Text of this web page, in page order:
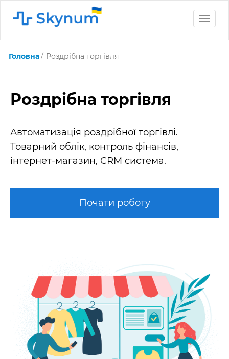
Toggle
Головна Роздрібна торгівля
Роздрібна торгівля
Автоматизація роздрібної торгівлі.
Товарний облік, контроль фінансів,
інтернет-магазин, CRM система.
Почати роботу